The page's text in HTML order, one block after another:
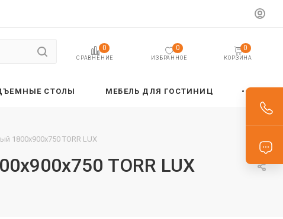
СРАВНЕНИЕ
0
ИЗБРАННОЕ
0
КОРЗИНА
0
СТОЛЫ МЕБЕЛЬ ДЛЯ ГОСТИНИЦ
1800х900х750 TORR LUX
TORR LUX